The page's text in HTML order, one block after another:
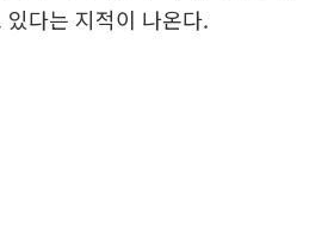
다는 지적이 나온다.